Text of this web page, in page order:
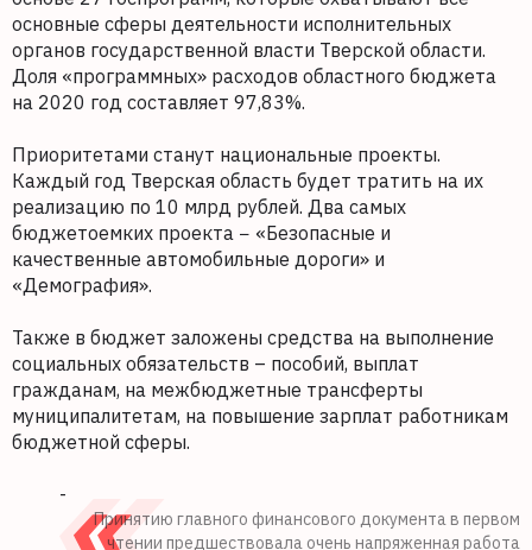
основные сферы деятельности исполнительных
органов государственной власти Тверской области.
Доля «программных» расходов областного бюджета
на 2020 год составляет 97,83%.
Приоритетами станут национальные проекты.
Каждый год Тверская область будет тратить на их
реализацию по 10 млрд рублей. Два самых
бюджетоемких проекта − «Безопасные и
качественные автомобильные дороги» и
«Демография».
Также в бюджет заложены средства на выполнение
социальных обязательств – пособий, выплат
гражданам, на межбюджетные трансферты
муниципалитетам, на повышение зарплат работникам
бюджетной сферы.
-
Принятию главного финансового документа в первом
чтении предшествовала очень напряженная работа